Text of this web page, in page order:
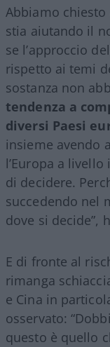
Abbiamo chiesto
stia aiutando il
se l’approccio
rispetto ai temi
sostanza non
tendenza a
diversi Paesi
insieme avendo
l’Europa a
di decidere.
succedendo nel
dove si decide”,
E di fronte al
rimanga
e Cina in
osservato:
questo è quello